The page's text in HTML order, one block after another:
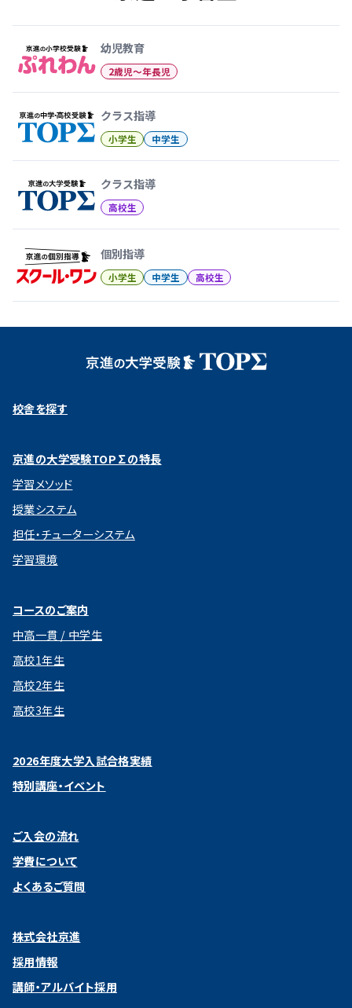
幼児教育
2歳児〜年長児
クラス指導
小学生 中学生
クラス指導
高校生
個別指導
小学生 中学生 高校生
校舎を探す
京進の大学受験TOP∑の特長
学習メソッド
授業システム
担任・チューターシステム
学習環境
コースのご案内
中高一貫 / 中学生
高校1年生
高校2年生
高校3年生
2026年度大学入試合格実績
特別講座・イベント
ご入会の流れ
学費について
よくあるご質問
株式会社京進
採用情報
講師・アルバイト採用